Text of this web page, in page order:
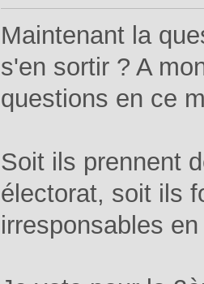
Maintenant la
s'en sortir ? A
questions en ce
Soit ils prennent
électorat, soit ils
irresponsables